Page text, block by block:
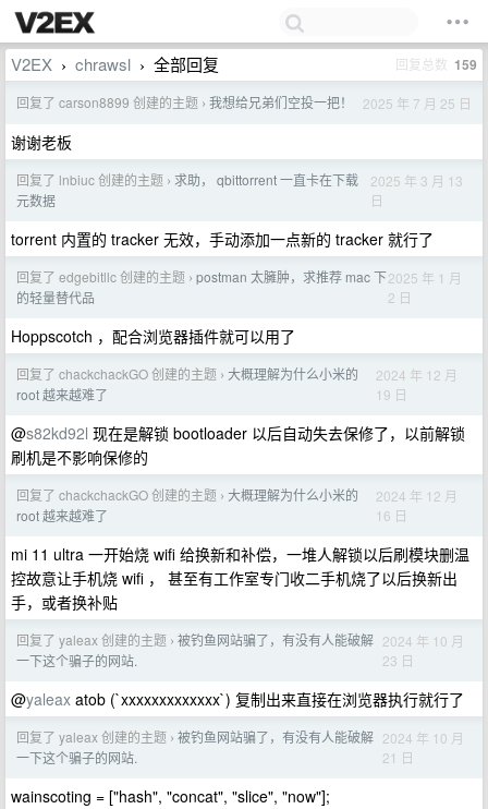
V2EX › chrawsl › 全部回复 回复总数 159
回复了 carson8899 创建的主题 › 我想给兄弟们空投一把！ 2025 年 7 月 25 日
谢谢老板
回复了 lnbiuc 创建的主题 › 求助， qbittorrent 一直卡在下载
元数据
2025 年 3 月 13
日
torrent 内置的 tracker 无效，手动添加一点新的 tracker 就行了
回复了 edgebitllc 创建的主题 › postman 太臃肿，求推荐 mac 下
的轻量替代品
2025 年 1 月
2 日
Hoppscotch ，配合浏览器插件就可以用了
回复了 chackchackGO 创建的主题 › 大概理解为什么小米的
root 越来越难了
2024 年 12 月
19 日
@s82kd92l 现在是解锁 bootloader 以后自动失去保修了，以前解锁
刷机是不影响保修的
回复了 chackchackGO 创建的主题 › 大概理解为什么小米的
root 越来越难了
2024 年 12 月
16 日
mi 11 ultra 一开始烧 wifi 给换新和补偿，一堆人解锁以后刷模块删温
控故意让手机烧 wifi ， 甚至有工作室专门收二手机烧了以后换新出
手，或者换补贴
回复了 yaleax 创建的主题 › 被钓鱼网站骗了，有没有人能破解
一下这个骗子的网站.
2024 年 10 月
23 日
@yaleax atob (`xxxxxxxxxxxxx`) 复制出来直接在浏览器执行就行了
回复了 yaleax 创建的主题 › 被钓鱼网站骗了，有没有人能破解
一下这个骗子的网站.
2024 年 10 月
21 日
wainscoting = ["hash", "concat", "slice", "now"];